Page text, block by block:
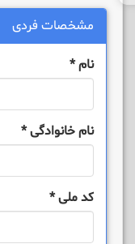
مشخصات فردی
نام*
نام خانوادگی*
کد ملی*